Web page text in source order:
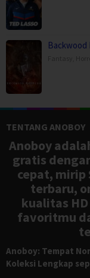
Backwood
TENTANG ANOBOY
Anoboy
gratis
cepat, mirip
terbaru,
kualitas
favoritmu
Anoboy: Tempat
Koleksi Lengkap